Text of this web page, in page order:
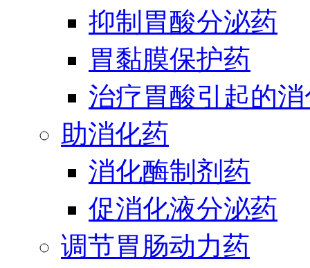
抑制胃酸分泌药
胃黏膜保护药
治疗胃酸引起的
助消化药
消化酶制剂药
促消化液分泌药
调节胃肠动力药